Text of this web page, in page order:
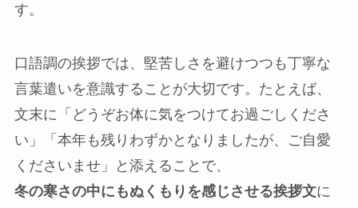
す。
口語調の挨拶では、堅苦しさを避けつつも丁寧な
言葉遣いを意識することが大切です。たとえば、
文末に「どうぞお体に気をつけてお過ごしくださ
い」「本年も残りわずかとなりましたが、ご自愛
くださいませ」と添えることで、
冬の寒さの中にもぬくもりを感じさせる挨拶文に